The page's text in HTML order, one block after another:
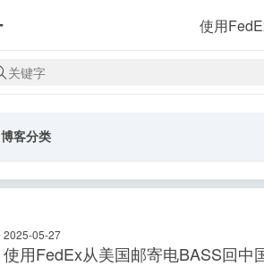
使用
博客分类
2025-05-27
使用FedEx从美国邮寄电BASS回中